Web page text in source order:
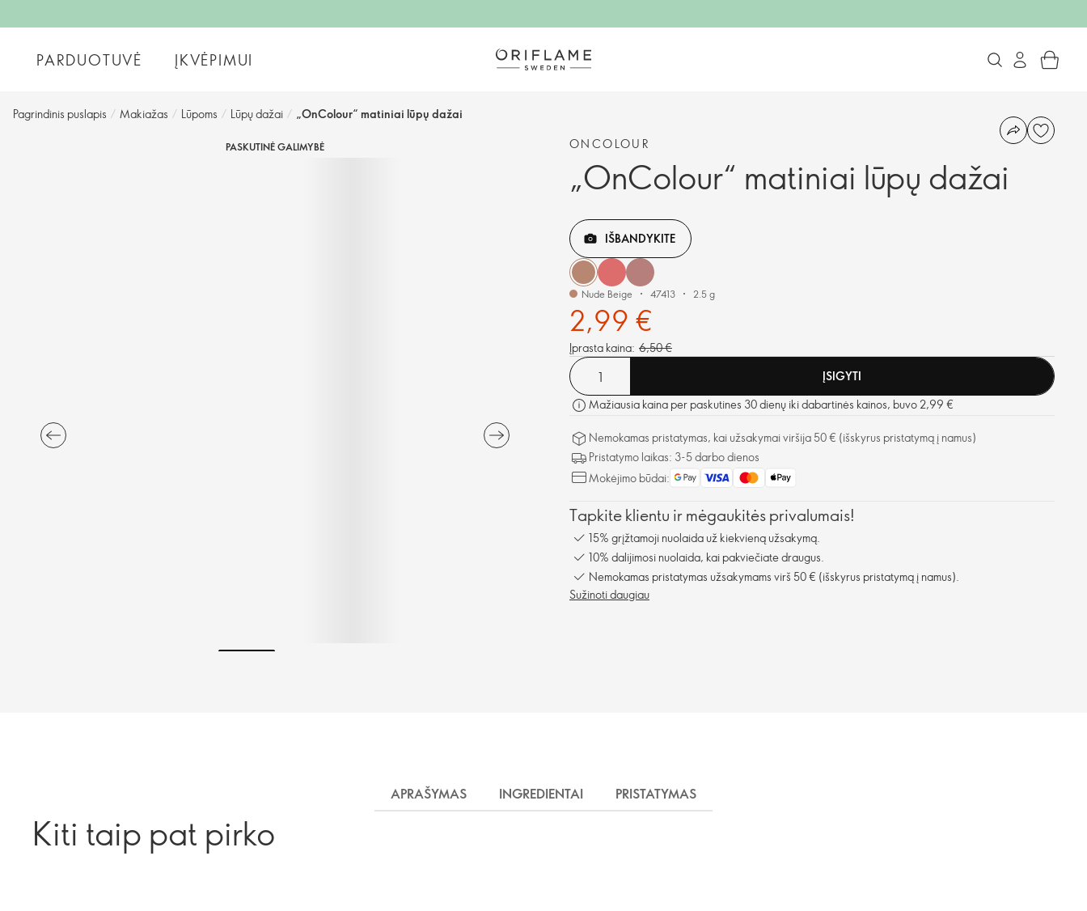
PARDUOTUVĖ ĮKVĖPIMUI
Pagrindinis puslapis / Makiažas / Lūpoms / Lūpų dažai / „OnColour“ matiniai lūpų dažai
PASKUTINĖ GALIMYBĖ ONCOLOUR
„OnColour“ matiniai lūpų dažai
IŠBANDYKITE
Nude Beige 47413 2.5 g
2,99 €
Įprasta kaina: 6,50 €
ĮSIGYTI
Mažiausia kaina per paskutines 30 dienų iki dabartinės kainos, buvo 2,99 €
Nemokamas pristatymas, kai užsakymai viršija 50 € (išskyrus pristatymą į namus)
Pristatymo laikas: 3-5 darbo dienos
Mokėjimo būdai:
Tapkite klientu ir mėgaukitės privalumais!
15% grįžtamoji nuolaida už kiekvieną užsakymą.
10% dalijimosi nuolaida, kai pakviečiate draugus.
Nemokamas pristatymas užsakymams virš 50 € (išskyrus pristatymą į namus).
Sužinoti daugiau
APRAŠYMAS INGREDIENTAI PRISTATYMAS
Kiti taip pat pirko